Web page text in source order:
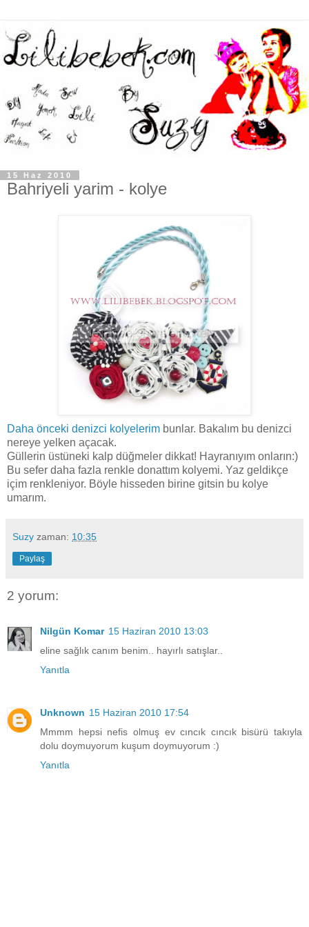
15 Haz 2010
Bahriyeli yarim - kolye
Daha önceki denizci kolyelerim bunlar. Bakalım bu denizci
nereye yelken açacak.
Güllerin üstüneki kalp düğmeler dikkat! Hayranıyım onların:)
Bu sefer daha fazla renkle donattım kolyemi. Yaz geldikçe
içim renkleniyor. Böyle hisseden birine gitsin bu kolye
umarım.
Suzy zaman: 10:35
Paylaş
2 yorum:
Nilgün Komar 15 Haziran 2010 13:03
eline sağlık canım benim.. hayırlı satışlar..
Yanıtla
Unknown 15 Haziran 2010 17:54
Mmmm hepsi nefis olmuş ev cıncık cıncık bisürü takıyla
dolu doymuyorum kuşum doymuyorum :)
Yanıtla